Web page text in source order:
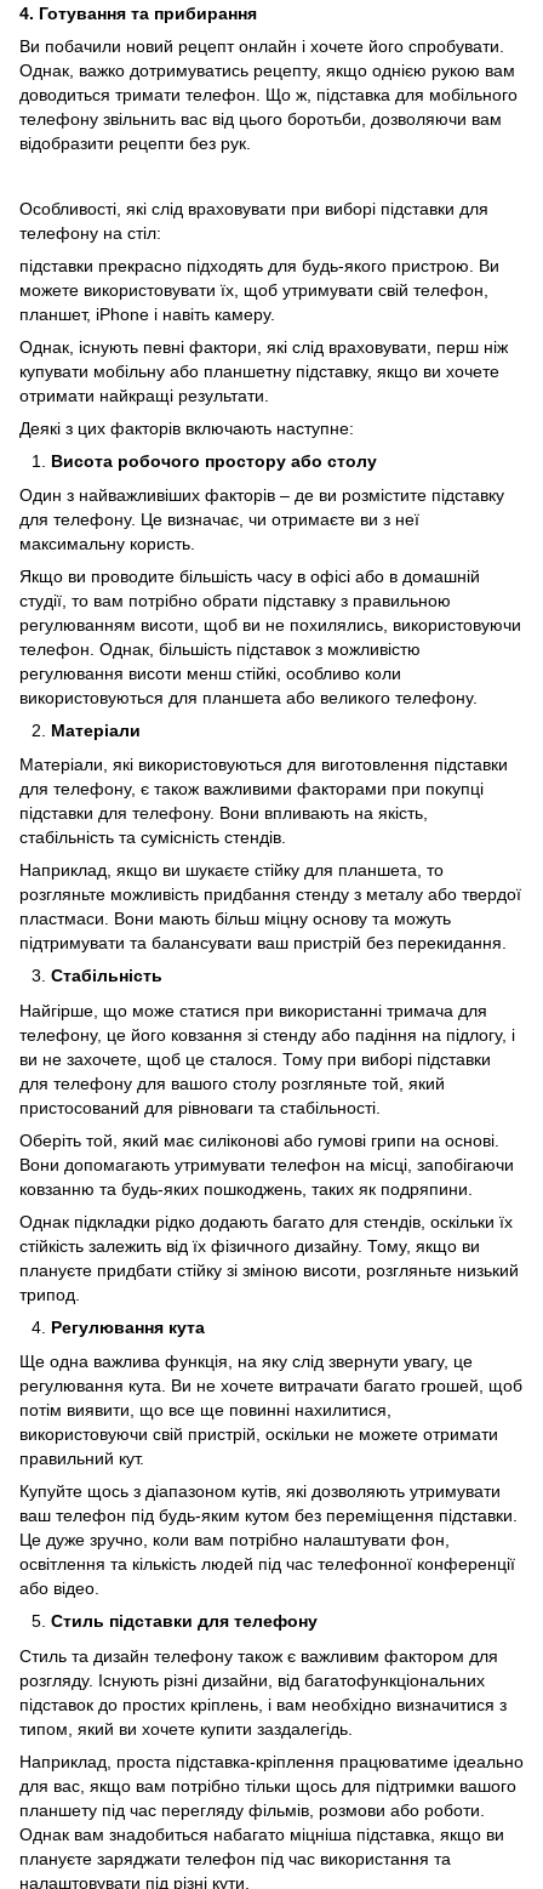
4. Готування та прибирання
Ви побачили новий рецепт онлайн і хочете його спробувати.
Однак, важко дотримуватись рецепту, якщо однією рукою вам
доводиться тримати телефон. Що ж, підставка для мобільного
телефону звільнить вас від цього боротьби, дозволяючи вам
відобразити рецепти без рук.
Особливості, які слід враховувати при виборі підставки для
телефону на стіл:
підставки прекрасно підходять для будь-якого пристрою. Ви
можете використовувати їх, щоб утримувати свій телефон,
планшет, iPhone і навіть камеру.
Однак, існують певні фактори, які слід враховувати, перш ніж
купувати мобільну або планшетну підставку, якщо ви хочете
отримати найкращі результати.
Деякі з цих факторів включають наступне:
Висота робочого простору або столу
Один з найважливіших факторів – де ви розмістите підставку
для телефону. Це визначає, чи отримаєте ви з неї
максимальну користь.
Якщо ви проводите більшість часу в офісі або в домашній
студії, то вам потрібно обрати підставку з правильною
регулюванням висоти, щоб ви не похилялись, використовуючи
телефон. Однак, більшість підставок з можливістю
регулювання висоти менш стійкі, особливо коли
використовуються для планшета або великого телефону.
Матеріали
Матеріали, які використовуються для виготовлення підставки
для телефону, є також важливими факторами при покупці
підставки для телефону. Вони впливають на якість,
стабільність та сумісність стендів.
Наприклад, якщо ви шукаєте стійку для планшета, то
розгляньте можливість придбання стенду з металу або твердої
пластмаси. Вони мають більш міцну основу та можуть
підтримувати та балансувати ваш пристрій без перекидання.
Стабільність
Найгірше, що може статися при використанні тримача для
телефону, це його ковзання зі стенду або падіння на підлогу, і
ви не захочете, щоб це сталося. Тому при виборі підставки
для телефону для вашого столу розгляньте той, який
пристосований для рівноваги та стабільності.
Оберіть той, який має силіконові або гумові грипи на основі.
Вони допомагають утримувати телефон на місці, запобігаючи
ковзанню та будь-яких пошкоджень, таких як подряпини.
Однак підкладки рідко додають багато для стендів, оскільки їх
стійкість залежить від їх фізичного дизайну. Тому, якщо ви
плануєте придбати стійку зі зміною висоти, розгляньте низький
трипод.
Регулювання кута
Ще одна важлива функція, на яку слід звернути увагу, це
регулювання кута. Ви не хочете витрачати багато грошей, щоб
потім виявити, що все ще повинні нахилитися,
використовуючи свій пристрій, оскільки не можете отримати
правильний кут.
Купуйте щось з діапазоном кутів, які дозволяють утримувати
ваш телефон під будь-яким кутом без переміщення підставки.
Це дуже зручно, коли вам потрібно налаштувати фон,
освітлення та кількість людей під час телефонної конференції
або відео.
Стиль підставки для телефону
Стиль та дизайн телефону також є важливим фактором для
розгляду. Існують різні дизайни, від багатофункціональних
підставок до простих кріплень, і вам необхідно визначитися з
типом, який ви хочете купити заздалегідь.
Наприклад, проста підставка-кріплення працюватиме ідеально
для вас, якщо вам потрібно тільки щось для підтримки вашого
планшету під час перегляду фільмів, розмови або роботи.
Однак вам знадобиться набагато міцніша підставка, якщо ви
плануєте заряджати телефон під час використання та
налаштовувати під різні кути.